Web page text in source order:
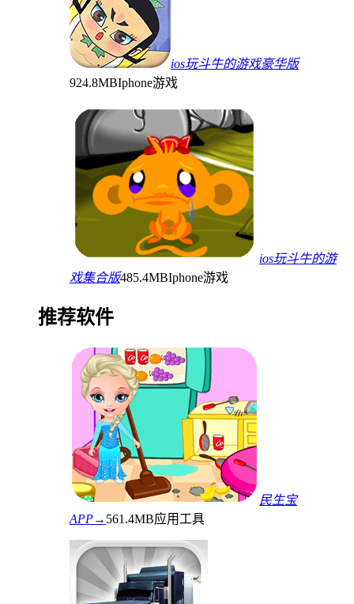
ios玩斗牛的游戏豪华版
924.8MBIphone游戏
ios玩斗牛的游
戏集合版485.4MBIphone游戏
推荐软件
民生宝
APP→ 561.4MB应用工具